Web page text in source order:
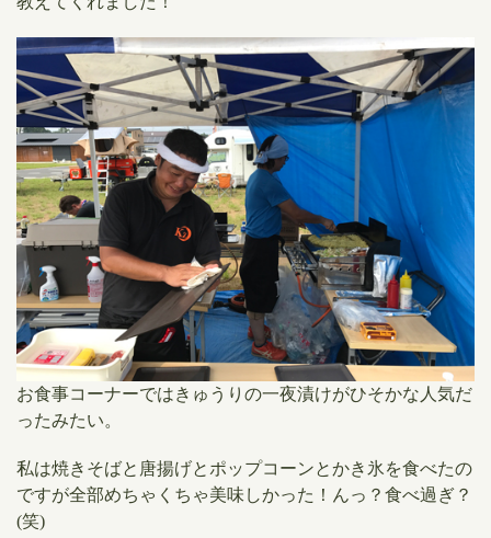
お食事コーナーではきゅうりの一夜漬けがひそかな人気だ
ったみたい。
私は焼きそばと唐揚げとポップコーンとかき氷を食べたの
ですが全部めちゃくちゃ美味しかった！んっ？食べ過ぎ？
(笑)